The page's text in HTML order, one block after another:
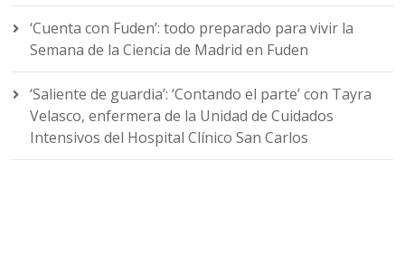
‘Cuenta con Fuden’: todo preparado para vivir la
Semana de la Ciencia de Madrid en Fuden
‘Saliente de guardia’: ‘Contando el parte’ con Tayra
Velasco, enfermera de la Unidad de Cuidados
Intensivos del Hospital Clínico San Carlos